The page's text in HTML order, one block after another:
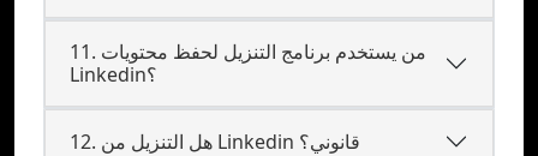
11. من يستخدم برنامج التنزيل لحفظ محتويات
Linkedin؟
12. هل التنزيل من Linkedin قانوني؟